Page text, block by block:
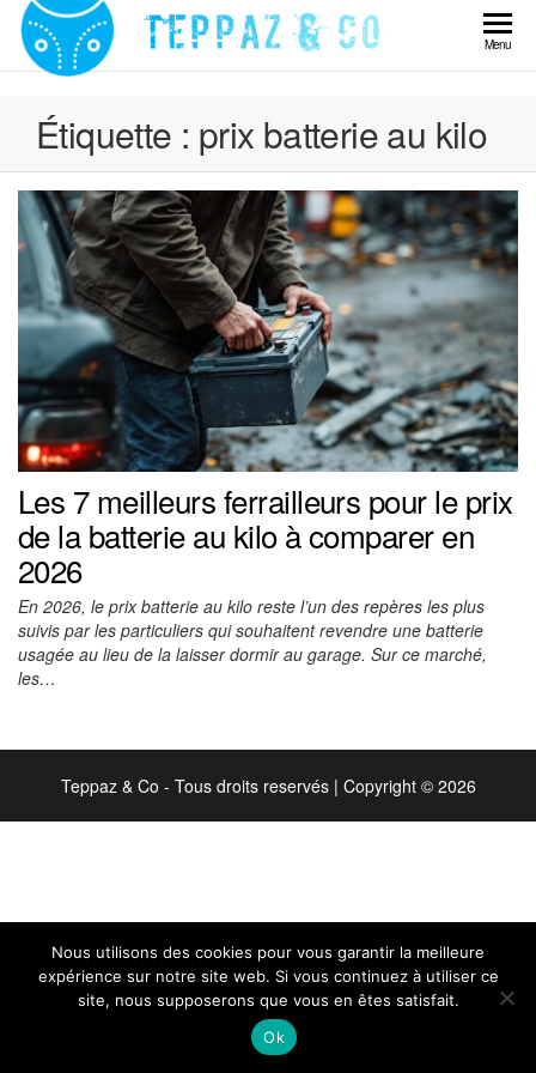
Skip
content
Teppaz
Menu
Étiquette : prix batterie au kilo
Les 7 meilleurs ferrailleurs pour le prix
de la batterie au kilo à comparer en
2026
En 2026, le prix batterie au kilo reste l’un des repères les plus
suivis par les particuliers qui souhaitent revendre une batterie
usagée au lieu de la laisser dormir au garage. Sur ce marché,
les…
Teppaz & Co - Tous droits reservés | Copyright © 2026
Nous utilisons des cookies pour vous garantir la meilleure
expérience sur notre site web. Si vous continuez à utiliser ce
site, nous supposerons que vous en êtes satisfait.
Ok